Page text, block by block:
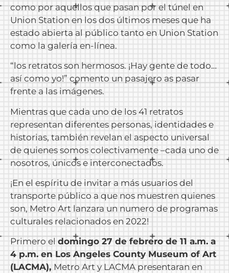
como por aquellos que pasan por el túnel en
Union Station en los dos últimos meses que ha
estado abierta al público tanto en Union Station
como la galería en-línea.
“los retratos son hermosos. ¡Hay gente de todo…
así como yo!” comento un pasajero as pasar
frente a las imágenes.
Mientras que cada uno de los 41 retratos
representan diferentes personas, identidades e
historias, también revelan el aspecto universal
de quienes somos colectivamente –cada uno de
nosotros, únicos e interconectados.
¡En el espíritu de invitar a más usuarios del
transporte público a que nos muestren quienes
son, Metro Art lanzara un numero de programas
culturales relacionados en 2022!
Primero el domingo 27 de febrero de 11 a.m. a
4 p.m. en Los Angeles County Museum of Art
(LACMA), Metro Art y LACMA presentaran en